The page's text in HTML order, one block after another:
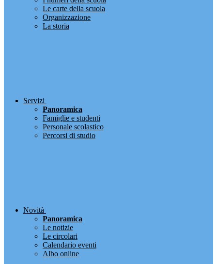
Le carte della scuola
Organizzazione
La storia
Servizi
Panoramica
Famiglie e studenti
Personale scolastico
Percorsi di studio
Novità
Panoramica
Le notizie
Le circolari
Calendario eventi
Albo online